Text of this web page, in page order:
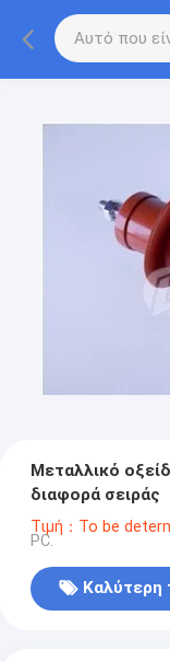
Μεταλλικό
διαφορά σειράς
Τιμή：To be
PC.
Καλύτερη